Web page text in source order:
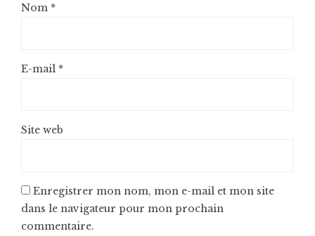
Nom *
E-mail *
Site web
Enregistrer mon nom, mon e-mail et mon site
dans le navigateur pour mon prochain
commentaire.